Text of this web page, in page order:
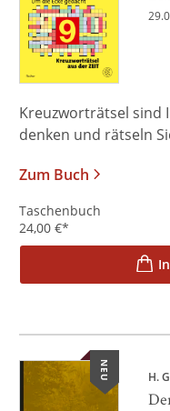
Kreuzworträtsel sind
denken und rätseln
Zum Buch
Taschenbuch
24,00 €*
NEU H.